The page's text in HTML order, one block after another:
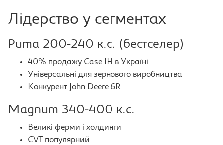
Лідерство у сегментах
Puma 200-240 к.с. (бестселер)
40% продажу Case IH в Україні
Універсальні для зернового виробництва
Конкурент John Deere 6R
Magnum 340-400 к.с.
Великі ферми і холдинги
CVT популярний